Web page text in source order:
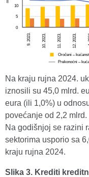
Na kraju rujna 2024.
iznosili su 45,0 mlrd.
eura (ili 1,0%) u
povećanje od 2,2
Na godišnjoj se razini
sektorima usporio sa
kraju rujna 2024.
Slika 3. Krediti